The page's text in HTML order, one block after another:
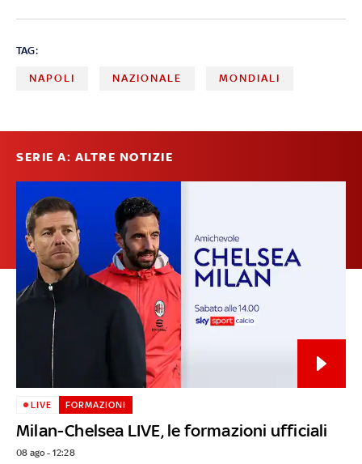
TAG:
NAPOLI NAZIONALE MONDIALI
SERIE A: ALTRE NOTIZIE
Milan-Chelsea LIVE, le formazioni ufficiali
LIVE FORMAZIONI
08 ago - 12:28